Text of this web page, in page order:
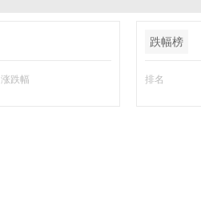
涨跌幅
跌幅榜
排名